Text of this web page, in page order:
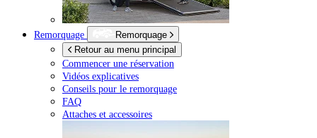
Remorquage
Remorquage
Retour au menu principal
Commencer une réservation
Vidéos explicatives
Conseils pour le remorquage
FAQ
Attaches et accessoires